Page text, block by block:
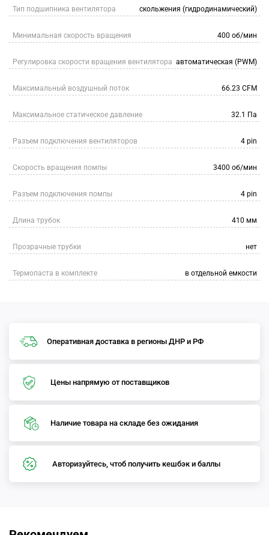
Тип подшипника вентилятора скольжения (гидродинамический)
Минимальная скорость вращения 400 об/мин
Регулировка скорости вращения вентилятора автоматическая (PWM)
Максимальный воздушный поток 66.23 CFM
Максимальное статическое давление 32.1 Па
Разъем подключения вентиляторов 4 pin
Скорость вращения помпы 3400 об/мин
Разъем подключения помпы 4 pin
Длина трубок 410 мм
Прозрачные трубки нет
Термопаста в комплекте в отдельной емкости
Оперативная доставка в регионы ДНР и РФ
Цены напрямую от поставщиков
Наличие товара на складе без ожидания
Авторизуйтесь, чтоб получить кешбэк и баллы